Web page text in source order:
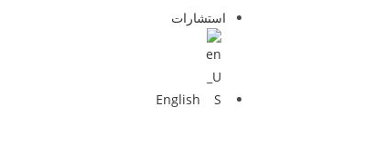
استشارات
English